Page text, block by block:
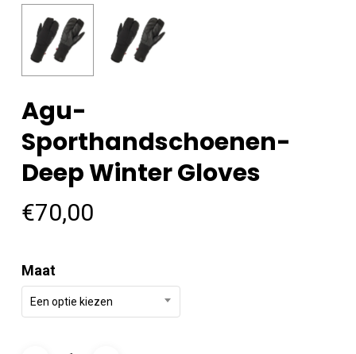
Agu-
Sporthandschoenen-
Deep Winter Gloves
€70,00
Maat
Een optie kiezen